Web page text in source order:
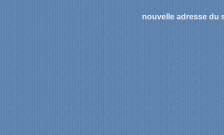
nouvelle adresse du